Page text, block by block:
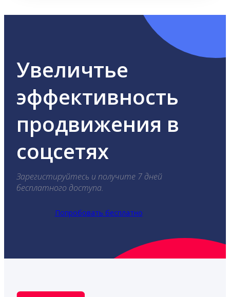
Увеличтье
эффективность
продвижения в
соцсетях
Зарегистируйтесь и получите 7 дней
бесплатного доступа.
Попробовать бесплатно